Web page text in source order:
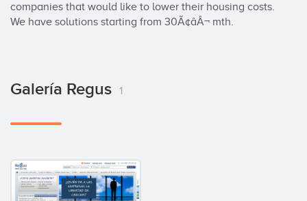
companies that would like to lower their housing costs.
We have solutions starting from 30Ã¢âÂ¬ mth.
Galería Regus 1